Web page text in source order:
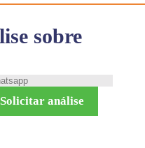
sobre
Solicitar análise